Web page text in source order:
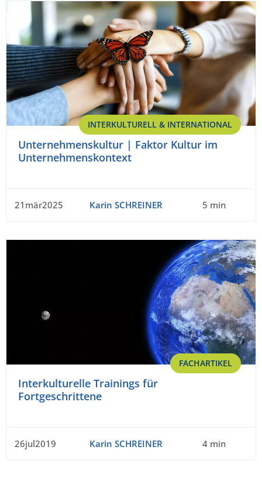
INTERKULTURELL & INTERNATIONAL
Unternehmenskultur | Faktor Kultur im
Unternehmenskontext
21mär2025 Karin SCHREINER 5 min
FACHARTIKEL
Interkulturelle Trainings für
Fortgeschrittene
26jul2019 Karin SCHREINER 4 min